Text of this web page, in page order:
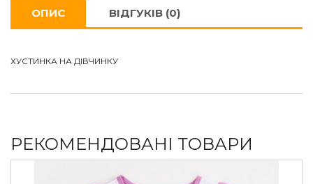
ОПИС ВІДГУКІВ (0)
ХУСТИНКА НА ДІВЧИНКУ
РЕКОМЕНДОВАНІ ТОВАРИ